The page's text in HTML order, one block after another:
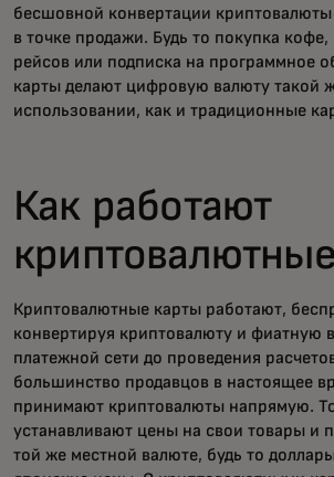
бесшовной конвертации
в точке продажи. Будь то покупка
рейсов или подписка на программное
карты делают цифровую валюту такой
использовании, как и традиционные
Как работают
Криптовалютные карты работают,
конвертируя криптовалюту и фиатную
платежной сети до проведения
большинство продавцов в настоящее
принимают криптовалюты напрямую.
устанавливают цены на свои товары и
той же местной валюте, будь то